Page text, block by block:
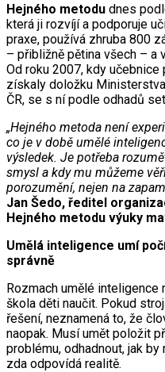
Hejného metodu dnes
která ji rozvíjí a podporuje
praxe, používá zhruba 800
– přibližně pětina všech – a
Od roku 2007, kdy
získaly doložku
ČR, se s ní podle odhadů
„Hejného metoda není
co je v době umělé
výsledek. Je potřeba
smysl a kdy mu můžeme
porozumění, nejen na
Jan Šedo, ředitel
Hejného metodu výuky
Umělá inteligence umí
správně
Rozmach umělé inteligence
škola děti naučit. Pokud
řešení, neznamená to, že
naopak. Musí umět položit
problému, odhadnout, jak
zda odpovídá realitě.